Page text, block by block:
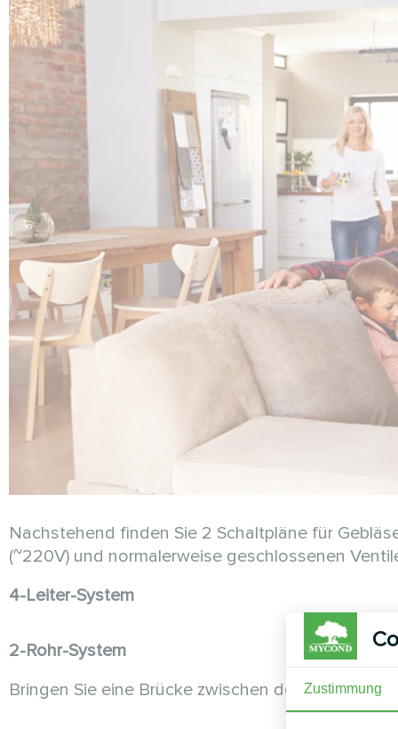
Nachstehend finden Sie 2 Schaltpläne für
(~220V) und normalerweise geschlossenen
4-Leiter-System
2-Rohr-System
Bringen Sie eine Brücke zwischen den Klemmen
Zustimmung